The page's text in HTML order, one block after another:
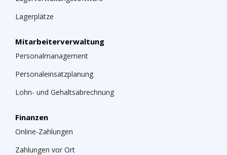
Lagerplätze
Mitarbeiterverwaltung
Personalmanagement
Personaleinsatzplanung
Lohn- und Gehaltsabrechnung
Finanzen
Online-Zahlungen
Zahlungen vor Ort